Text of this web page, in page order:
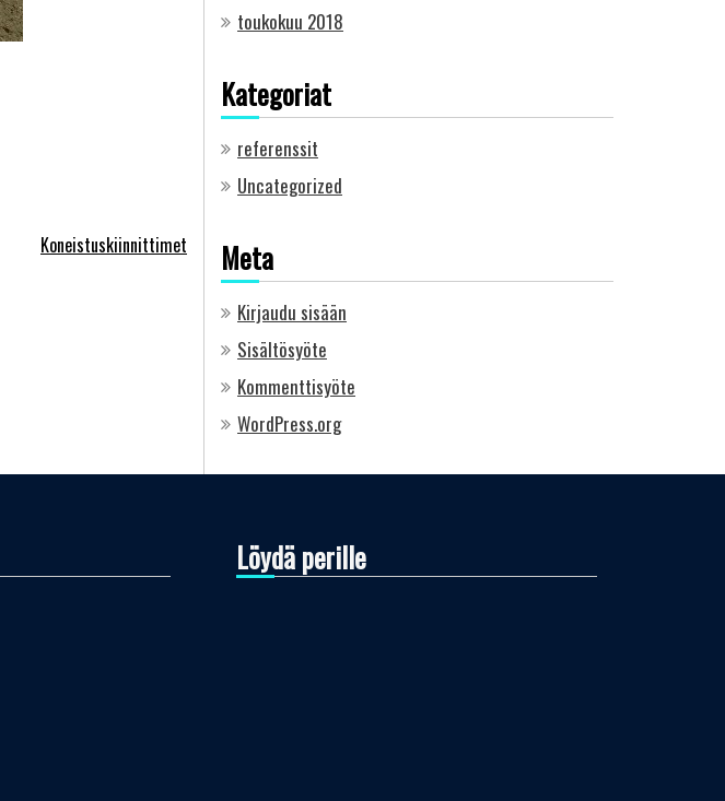
Koneistuskiinnittimet
toukokuu 2018
Kategoriat
referenssit
Uncategorized
Meta
Kirjaudu sisään
Sisältösyöte
Kommenttisyöte
WordPress.org
Löydä perille